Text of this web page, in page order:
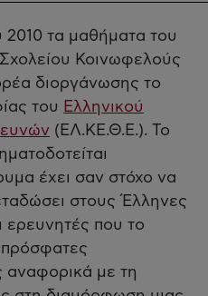
2010 τα μαθήματα του
Κοινωφελούς
διοργάνωσης το
του Ελληνικού
(ΕΛ.ΚΕ.Θ.Ε.). Το
έχει σαν στόχο να
στους Έλληνες
ερευνητές που το
πρόσφατες
αναφορικά με τη